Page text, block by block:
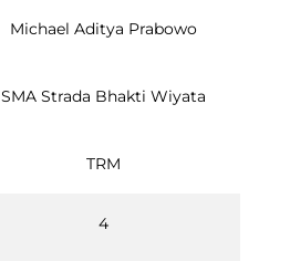
Michael Aditya Prabowo
SMA Strada Bhakti Wiyata
TRM
4